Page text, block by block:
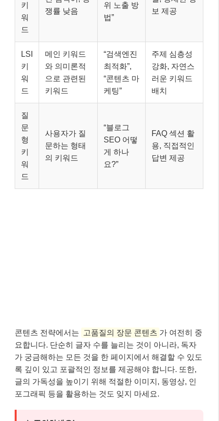
키
워
드
쟁률 낮음
위 노출 방
법”
보 제공
LSI
키
워
드
메인 키워드
와 의미론적
으로 관련된
키워드
“검색엔진
최적화”,
“콘텐츠 마
케팅”
주제 심층성
강화, 자연스
러운 키워드
배치
질
문
형
키
워
드
사용자가 질
문하는 형태
의 키워드
“블로그
SEO 어떻
게 하나
요?”
FAQ 섹션 활
용, 직접적인
답변 제공
글을 좋아하지 않습니다. 오히려 스팸으로 간주하
여 검색 순위에서 불이익을 받을 수 있으니, 키워드
는 자연스럽게 문맥에 녹여내는 것이 중요해요.